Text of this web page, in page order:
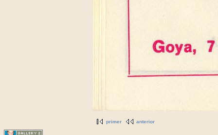
primer anterior